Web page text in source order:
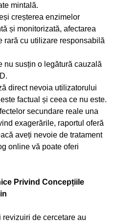
mintală.
creșterea enzimelor
și monitorizată, afectarea
rară cu utilizare responsabilă
nu susțin o legătură cauzală
direct nevoia utilizatorului
factual și ceea ce nu este.
secundare reale una
exagerările, raportul oferă
aveți nevoie de tratament
online vă poate oferi
Privind Concepțiile
de cercetare au